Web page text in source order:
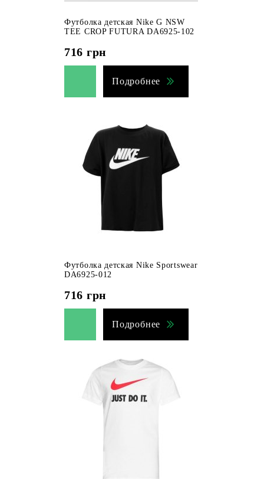
Футболка детская Nike G NSW
TEE CROP FUTURA DA6925-102
716 грн
Подробнее
Футболка детская Nike Sportswear
DA6925-012
716 грн
Подробнее